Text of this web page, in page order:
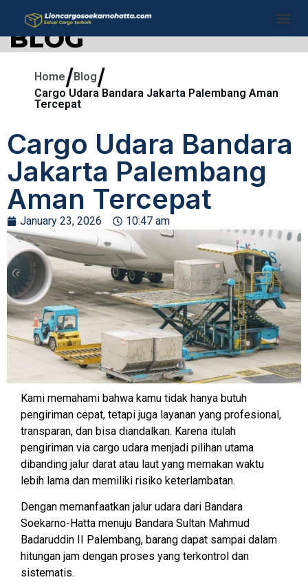
BLOG
Home/Blog/
Cargo Udara Bandara Jakarta Palembang Aman
Tercepat
Cargo Udara Bandara
Jakarta Palembang
Aman Tercepat
January 23, 2026 10:47 am
Kami memahami bahwa kamu tidak hanya butuh
pengiriman cepat, tetapi juga layanan yang profesional,
transparan, dan bisa diandalkan. Karena itulah
pengiriman via cargo udara menjadi pilihan utama
dibanding jalur darat atau laut yang memakan waktu
lebih lama dan memiliki risiko keterlambatan.
Dengan memanfaatkan jalur udara dari Bandara
Soekarno-Hatta menuju Bandara Sultan Mahmud
Badaruddin II Palembang, barang dapat sampai dalam
hitungan jam dengan proses yang terkontrol dan
sistematis.